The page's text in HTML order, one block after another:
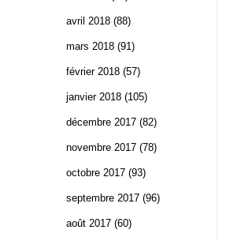
avril 2018 (88)
mars 2018 (91)
février 2018 (57)
janvier 2018 (105)
décembre 2017 (82)
novembre 2017 (78)
octobre 2017 (93)
septembre 2017 (96)
août 2017 (60)